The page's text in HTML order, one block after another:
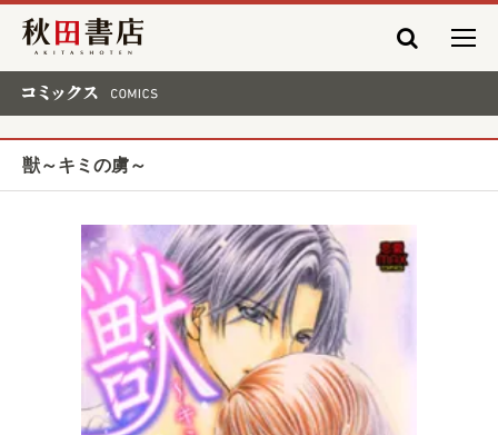
秋田書店
獣～キミの虜～